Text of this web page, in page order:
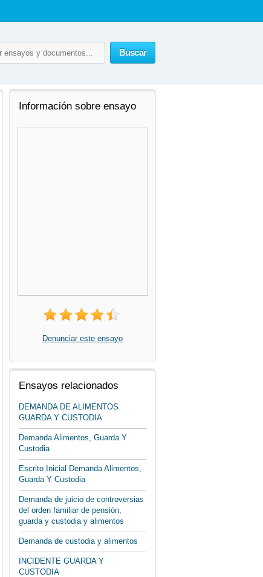
Buscar
Información sobre ensayo
Denunciar este ensayo
Ensayos relacionados
DEMANDA DE ALIMENTOS
GUARDA Y CUSTODIA
Demanda Alimentos, Guarda Y
Custodia
Escrito Inicial Demanda Alimentos,
Guarda Y Custodia
Demanda de juicio de controversias
del orden familiar de pensión,
guarda y custodia y alimentos
Demanda de custodia y alimentos
INCIDENTE GUARDA Y
CUSTODIA